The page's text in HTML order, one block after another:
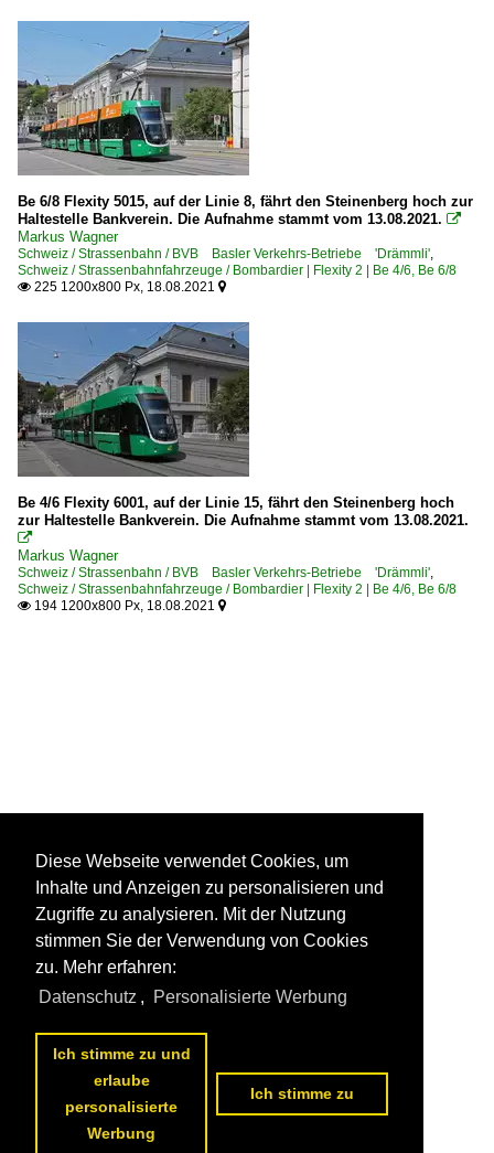
Be 6/8 Flexity 5015, auf der Linie 8, fährt den Steinenberg hoch zur
Haltestelle Bankverein. Die Aufnahme stammt vom 13.08.2021. 
Markus Wagner
Schweiz / Strassenbahn / BVB Basler Verkehrs-Betriebe 'Drämmli',
Schweiz / Strassenbahnfahrzeuge / Bombardier | Flexity 2 | Be 4/6, Be 6/8
 225 1200x800 Px, 18.08.2021 
Be 4/6 Flexity 6001, auf der Linie 15, fährt den Steinenberg hoch
zur Haltestelle Bankverein. Die Aufnahme stammt vom 13.08.2021.

Markus Wagner
Schweiz / Strassenbahn / BVB Basler Verkehrs-Betriebe 'Drämmli',
Schweiz / Strassenbahnfahrzeuge / Bombardier | Flexity 2 | Be 4/6, Be 6/8
 194 1200x800 Px, 18.08.2021 
Diese Webseite verwendet Cookies, um
Inhalte und Anzeigen zu personalisieren und
Zugriffe zu analysieren. Mit der Nutzung
stimmen Sie der Verwendung von Cookies
zu. Mehr erfahren:
Datenschutz , Personalisierte Werbung
Ich stimme zu und
erlaube
personalisierte
Werbung
Ich stimme zu